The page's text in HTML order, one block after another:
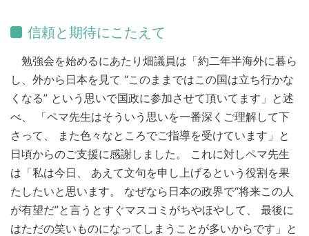
信頼と期待にこたえて
勉強会を始めるにあたり畑議員は「約二年半海外に暮ら
し、外から日本を見て “このままではこの国は立ち行かな
くなる” という思いで国政に参加させて頂いてます」と述
べ、 「ペマ先生はそういう思いを一番深くご理解して下
さって、 また色々なところでご指導を受けています」と
日頃からのご支援に感謝しました。 これに対しペマ先生
は「私は今日、 あえて文句を申し上げるという役割を果
たしたいと思います。 なぜなら日本の政界で“将来この人
が有望だ”と言うとすぐマスコミがちやほやして、 最後に
はただの笑いものになってしまうことが多いからです」と